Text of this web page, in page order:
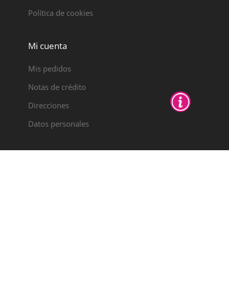
Política de cookies
Mi cuenta
Mis pedidos
Notas de crédito
Direcciones
Datos personales